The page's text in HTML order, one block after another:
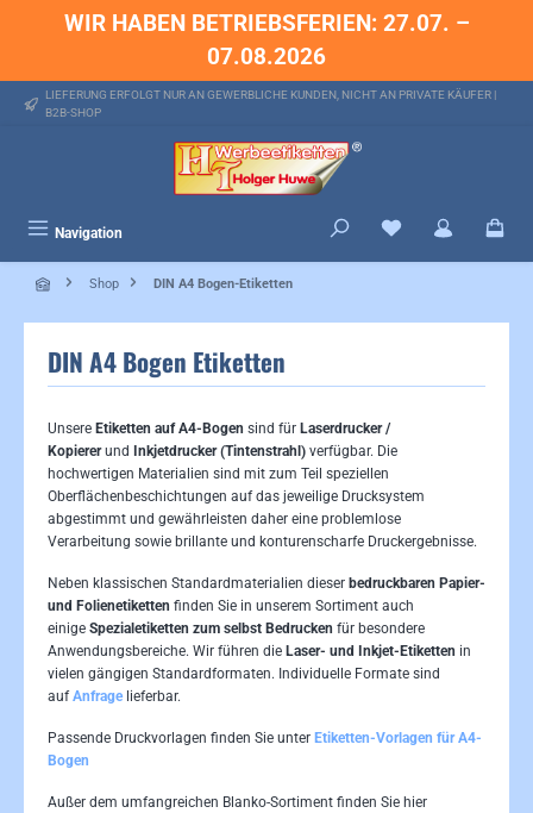
springenWIR HABEN BETRIEBSFERIEN: 27.07. –
07.08.2026
LIEFERUNG ERFOLGT NUR AN GEWERBLICHE KUNDEN, NICHT AN PRIVATE KÄUFER |
B2B-SHOP
Navigation Du hast 0 Produkte
Shop DIN A4 Bogen-Etiketten
DIN A4 Bogen Etiketten
Unsere Etiketten auf A4-Bogen sind für Laserdrucker /
Kopierer und Inkjetdrucker (Tintenstrahl) verfügbar. Die
hochwertigen Materialien sind mit zum Teil speziellen
Oberflächenbeschichtungen auf das jeweilige Drucksystem
abgestimmt und gewährleisten daher eine problemlose
Verarbeitung sowie brillante und konturenscharfe Druckergebnisse.
Neben klassischen Standardmaterialien dieser bedruckbaren Papier-
und Folienetiketten finden Sie in unserem Sortiment auch
einige Spezialetiketten zum selbst Bedrucken für besondere
Anwendungsbereiche. Wir führen die Laser- und Inkjet-Etiketten in
vielen gängigen Standardformaten. Individuelle Formate sind
auf Anfrage lieferbar.
Passende Druckvorlagen finden Sie unter Etiketten-Vorlagen für A4-
Bogen
Außer dem umfangreichen Blanko-Sortiment finden Sie hier